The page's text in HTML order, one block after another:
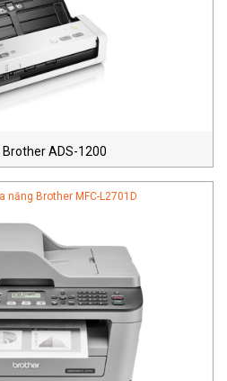
Brother ADS-1200
năng Brother MFC-L2701D